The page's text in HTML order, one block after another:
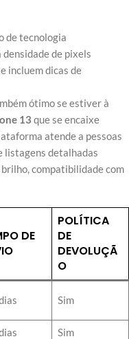
de tecnologia
de pixels
incluem dicas de
ótimo se estiver à
13 que se encaixe
atende a pessoas
listagens detalhadas
compatibilidade com
DE
POLÍTICA
DE
DEVOLUÇÃ
O
Sim
Sim